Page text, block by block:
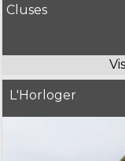
Cluses
L'Horloger